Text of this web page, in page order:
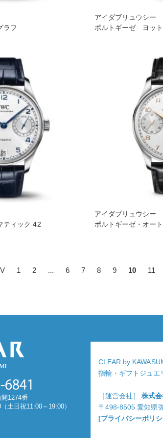
ラフ
アイダブリュウシー
ポルトギーゼ ヨッ
ティック 42
アイダブリュウシー
ポルトギーゼ・オー
1 2 ... 6 7 8 9 10 11
1274番
土日祝11:00～19:00）
CLEAR by
指輪・ギフトジュエ
［運営会社］株式
〒498-8505 愛知県
[プライバシーポリ